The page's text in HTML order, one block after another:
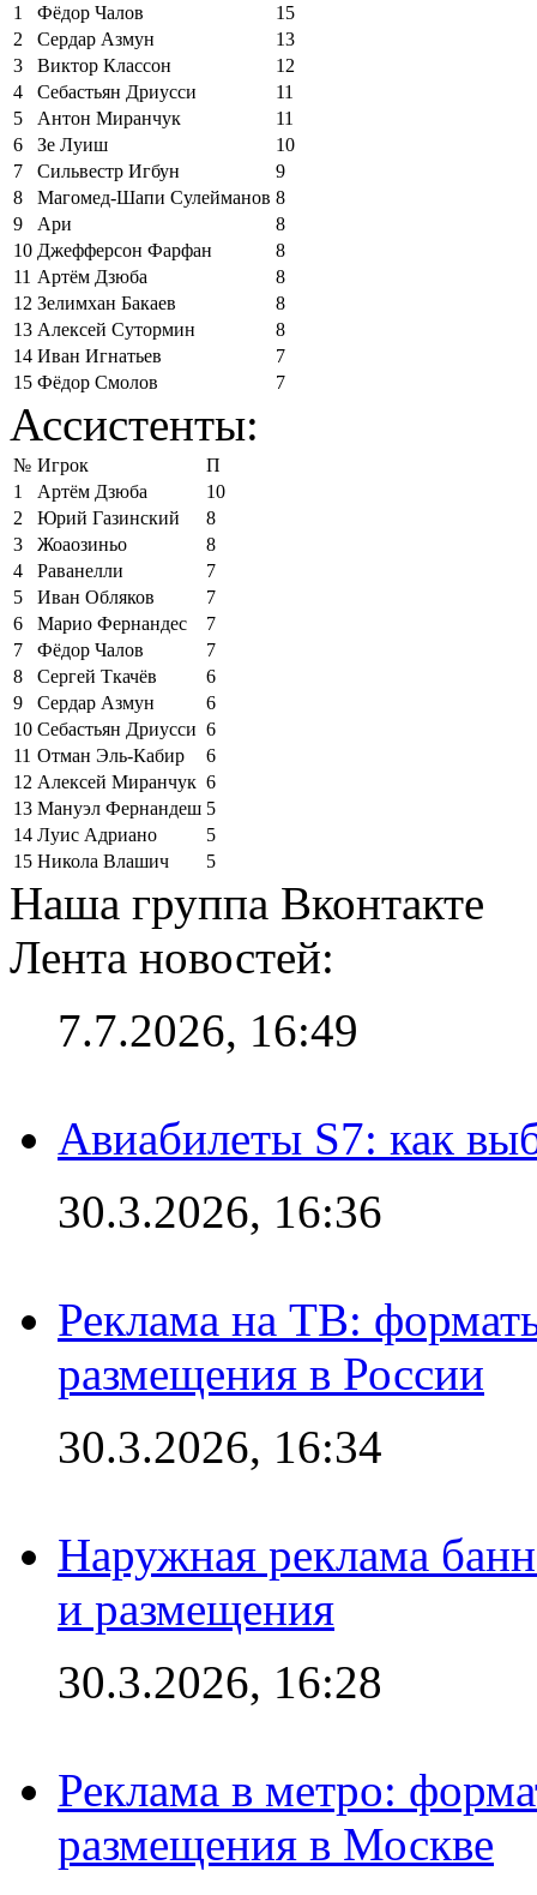
1
Фёдор Чалов
15
2
Сердар Азмун
13
3
Виктор Классон
12
4
Себастьян Дриусси
11
5
Антон Миранчук
11
6
Зе Луиш
10
7
Сильвестр Игбун
9
8
Магомед-Шапи Сулейманов 8
9
Ари
8
10 Джефферсон Фарфан
8
11 Артём Дзюба
8
12 Зелимхан Бакаев
8
13 Алексей Сутормин
8
14 Иван Игнатьев
7
15 Фёдор Смолов 7
Ассистенты:
№ Игрок
П
1
Артём Дзюба
10
2
Юрий Газинский
8
3
Жоаозиньо
8
4
Раванелли
7
5
Иван Обляков
7
6
Марио Фернандес
7
7
Фёдор Чалов
7
8
Сергей Ткачёв
6
9
Сердар Азмун
6
10 Себастьян Дриусси 6
11 Отман Эль-Кабир
6
12 Алексей Миранчук 6
13 Мануэл Фернандеш 5
14 Луис Адриано
5
15 Никола Влашич 5
Наша группа Вконтакте
Лента новостей:
7.7.2026, 16:49
Авиабилеты S7: как
30.3.2026, 16:36
Реклама на ТВ:
размещения в России
30.3.2026, 16:34
Наружная реклама
и размещения
30.3.2026, 16:28
Реклама в метро:
размещения в Москве